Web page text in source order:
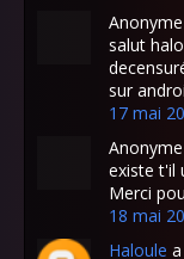
salut
sur
17 mai
existe t'il
Merci
18 mai
Haloule